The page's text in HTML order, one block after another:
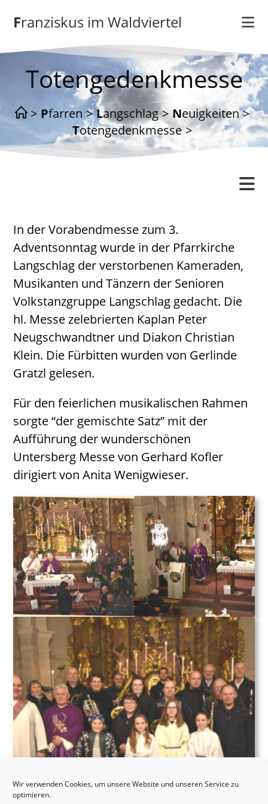
Wir verwenden Cookies, um unsere Website und unseren Service zu
optimieren.
Inhalt
springenFranziskus im Waldviertel
Totengedenkmesse
> Pfarren > Langschlag > Neuigkeiten >
Totengedenkmesse >
Gottesdienstordnung
Kontakt
Neuigkeiten
In der Vorabendmesse zum 3.
Adventsonntag wurde in der Pfarrkirche
Langschlag der verstorbenen Kameraden,
Musikanten und Tänzern der Senioren
Volkstanzgruppe Langschlag gedacht. Die
hl. Messe zelebrierten Kaplan Peter
Neugschwandtner und Diakon Christian
Klein. Die Fürbitten wurden von Gerlinde
Gratzl gelesen.
Für den feierlichen musikalischen Rahmen
sorgte “der gemischte Satz” mit der
Aufführung der wunderschönen
Untersberg Messe von Gerhard Kofler
dirigiert von Anita Wenigwieser.